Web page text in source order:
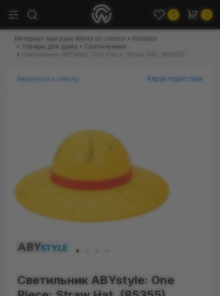
0 0
Интернет-магазин World of comics
Каталог
Товары для дома
Светильники
Светильник ABYstyle: One Piece: Straw Hat, (85355)
Вернуться к списку Характеристики
Светильник ABYstyle: One